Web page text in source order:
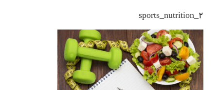
sports_nutrition_2